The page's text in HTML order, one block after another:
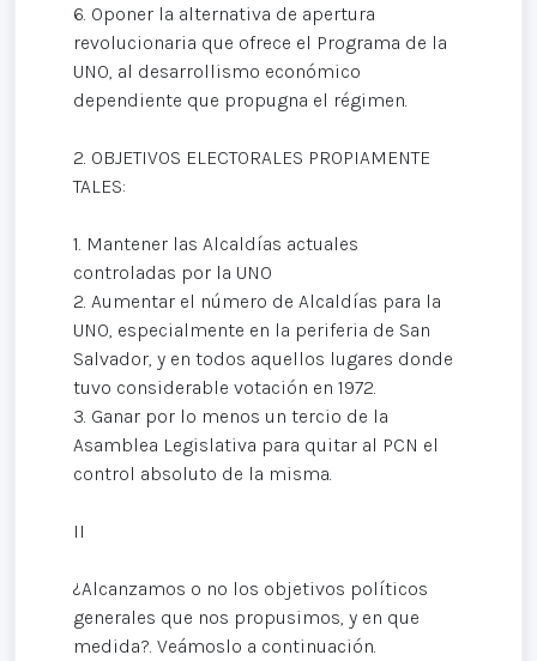
6. Oponer la alternativa de apertura
revolucionaria que ofrece el Programa de la
UNO, al desarrollismo económico
dependiente que propugna el régimen.
2. OBJETIVOS ELECTORALES PROPIAMENTE
TALES:
1. Mantener las Alcaldías actuales
controladas por la UNO
2. Aumentar el número de Alcaldías para la
UNO, especialmente en la periferia de San
Salvador, y en todos aquellos lugares donde
tuvo considerable votación en 1972.
3. Ganar por lo menos un tercio de la
Asamblea Legislativa para quitar al PCN el
control absoluto de la misma.
II
¿Alcanzamos o no los objetivos políticos
generales que nos propusimos, y en que
medida?. Veámoslo a continuación.